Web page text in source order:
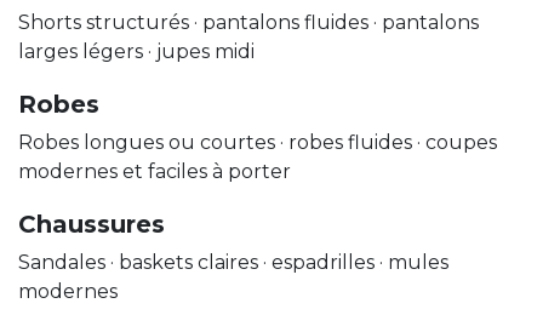
Shorts structurés · pantalons fluides · pantalons
larges légers · jupes midi
Robes
Robes longues ou courtes · robes fluides · coupes
modernes et faciles à porter
Chaussures
Sandales · baskets claires · espadrilles · mules
modernes